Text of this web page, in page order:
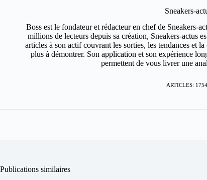
Sneakers-
Boss est le fondateur et rédacteur en chef de Sneakers-
millions de lecteurs depuis sa création, Sneakers-actus
articles à son actif couvrant les sorties, les tendances et
plus à démontrer. Son application et son expérience
permettent de vous livrer une
ARTICLES:
Publications similaires